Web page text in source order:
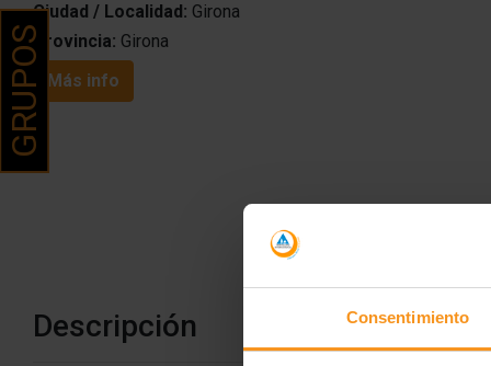
Consentimiento
GRUPOS
Ciudad / Localidad: Girona
Provincia: Girona
Más info
Descripción